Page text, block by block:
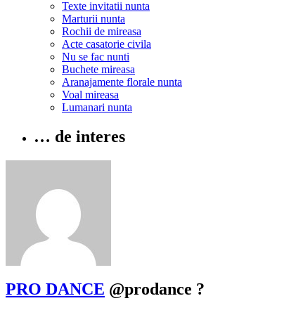
Texte invitatii nunta
Marturii nunta
Rochii de mireasa
Acte casatorie civila
Nu se fac nunti
Buchete mireasa
Aranajamente florale nunta
Voal mireasa
Lumanari nunta
… de interes
PRO DANCE @prodance ?